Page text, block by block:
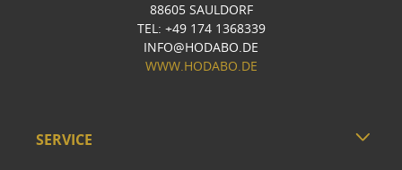
88605 SAULDORF
TEL: +49 174 1368339
INFO@HODABO.DE
WWW.HODABO.DE
SERVICE